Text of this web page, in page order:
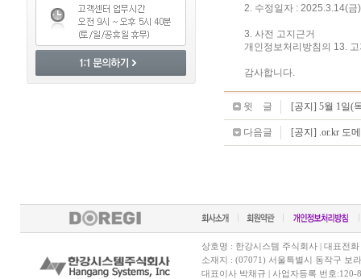
2. 수정일자 : 2025.3.14(금)
3. 사전 고지근거
개인정보처리방침의 13.
감사합니다.
윗 글 [공지] 5월 1일(
다음글 [공지] .or.kr 도
상호명 : 한강시스템 주식회사 | 대표전
소재지 : (07071) 서울특별시 동작구 보
대표이사 박채규 | 사업자등록 번호